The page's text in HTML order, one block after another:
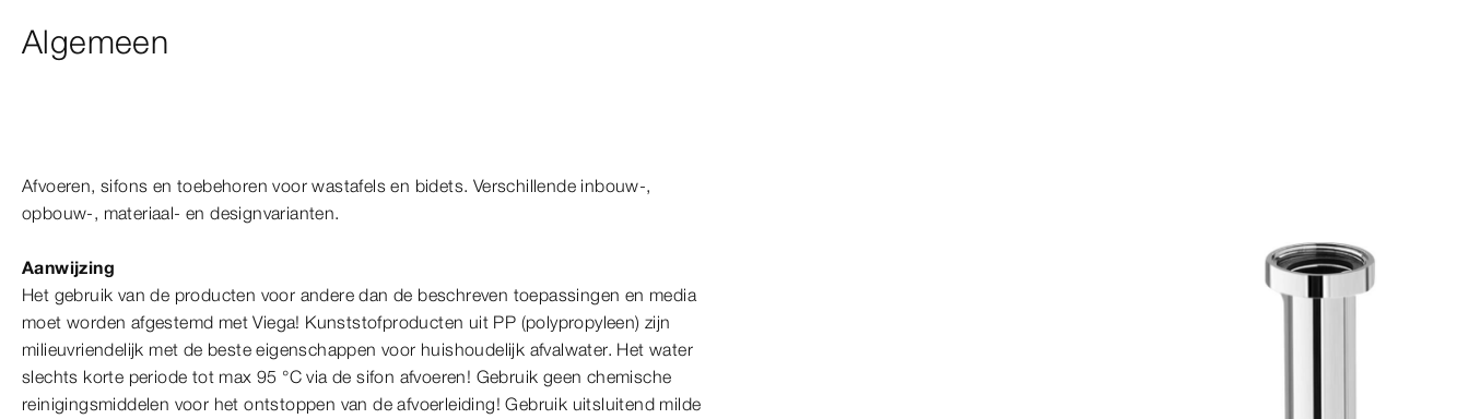
Algemeen
Afvoeren, sifons en toebehoren voor wastafels en bidets. Verschillende inbouw-,
opbouw-, materiaal- en designvarianten.
Aanwijzing
Het gebruik van de producten voor andere dan de beschreven toepassingen en media
moet worden afgestemd met Viega! Kunststofproducten uit PP (polypropyleen) zijn
milieuvriendelijk met de beste eigenschappen voor huishoudelijk afvalwater. Het water
slechts korte periode tot max 95 °C via de sifon afvoeren! Gebruik geen chemische
reinigingsmiddelen voor het ontstoppen van de afvoerleiding! Gebruik uitsluitend milde